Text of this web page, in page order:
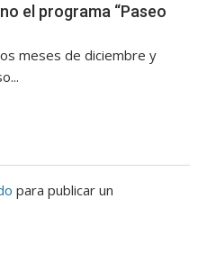
el programa “Paseo
meses de diciembre y
para publicar un